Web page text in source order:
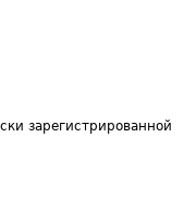
зарегистрированной